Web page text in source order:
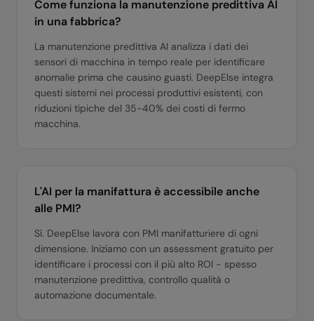
Come funziona la manutenzione predittiva AI
in una fabbrica?
La manutenzione predittiva AI analizza i dati dei
sensori di macchina in tempo reale per identificare
anomalie prima che causino guasti. DeepElse integra
questi sistemi nei processi produttivi esistenti, con
riduzioni tipiche del 35-40% dei costi di fermo
macchina.
L'AI per la manifattura è accessibile anche
alle PMI?
Sì. DeepElse lavora con PMI manifatturiere di ogni
dimensione. Iniziamo con un assessment gratuito per
identificare i processi con il più alto ROI - spesso
manutenzione predittiva, controllo qualità o
automazione documentale.